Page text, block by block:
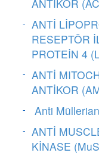
ANTİKOR
ANTİ
RESEPTÖR
PROTEİN 4
ANTİ
ANTİKOR
Anti
ANTİ
KİNASE